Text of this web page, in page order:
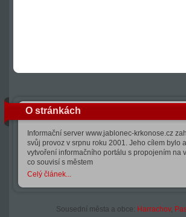
O stránkách
Informační server www.jablonec-krkonose.cz
svůj provoz v srpnu roku 2001. Jeho cílem bylo
vytvoření informačního portálu s propojením na
co souvisí s městem
Celý článek...
Sousední města a obce: Harrachov,